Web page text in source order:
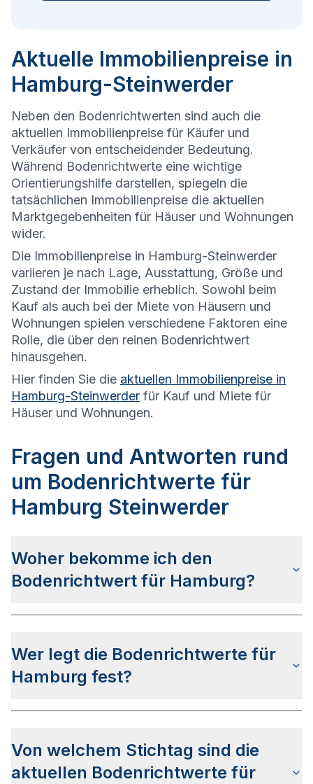
Aktuelle Immobilienpreise in
Hamburg-Steinwerder
Neben den Bodenrichtwerten sind auch die
aktuellen Immobilienpreise für Käufer und
Verkäufer von entscheidender Bedeutung.
Während Bodenrichtwerte eine wichtige
Orientierungshilfe darstellen, spiegeln die
tatsächlichen Immobilienpreise die aktuellen
Marktgegebenheiten für Häuser und Wohnungen
wider.
Die Immobilienpreise in Hamburg-Steinwerder
variieren je nach Lage, Ausstattung, Größe und
Zustand der Immobilie erheblich. Sowohl beim
Kauf als auch bei der Miete von Häusern und
Wohnungen spielen verschiedene Faktoren eine
Rolle, die über den reinen Bodenrichtwert
hinausgehen.
Hier finden Sie die aktuellen Immobilienpreise in
Hamburg-Steinwerder für Kauf und Miete für
Häuser und Wohnungen.
Fragen und Antworten rund
um Bodenrichtwerte für
Hamburg Steinwerder
Woher bekomme ich den
Bodenrichtwert für Hamburg?
Stadtteilseiten. Alternativ können Sie bei BORIS
HHnach Ihrer Adresse suchen bzw. beim
Gutachterausschuss für Grundstückswerte in der
Wer legt die Bodenrichtwerte für
Hamburg fest?
Stadt Hamburgfestgelegt.
Der Ermittlungsbereich des Gutachterausschusses
Von welchem Stichtag sind die
aktuellen Bodenrichtwerte für